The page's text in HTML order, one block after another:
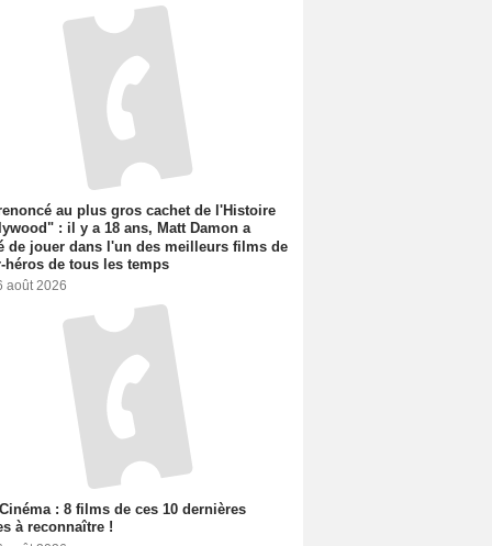
au plus gros cachet de l'Histoire
: il y a 18 ans, Matt Damon a
de jouer dans l'un des meilleurs films de
héros de tous les temps
août 2026
: 8 films de ces 10 dernières
à reconnaître !